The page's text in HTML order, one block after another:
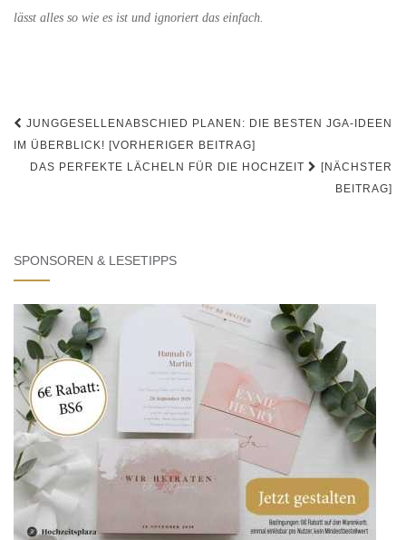
lässt alles so wie es ist und ignoriert das einfach.
Beitrags-
Navigation
JUNGGESELLENABSCHIED PLANEN: DIE BESTEN JGA-IDEEN
IM ÜBERBLICK! [VORHERIGER BEITRAG]
DAS PERFEKTE LÄCHELN FÜR DIE HOCHZEIT
[NÄCHSTER
BEITRAG]
SPONSOREN & LESETIPPS